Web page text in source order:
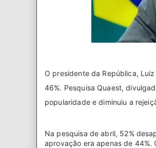
O presidente da República,
46%. Pesquisa Quaest,
popularidade e diminuiu a
Na pesquisa de abril, 52%
aprovação era apenas de 44%.